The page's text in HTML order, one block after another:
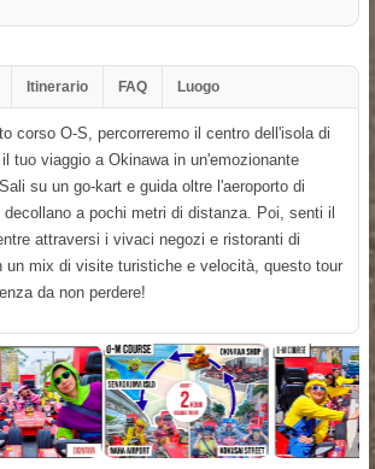
Itinerario FAQ Luogo
corso O-S, percorreremo il centro dell'isola di
tuo viaggio a Okinawa in un'emozionante
su un go-kart e guida oltre l'aeroporto di
decollano a pochi metri di distanza. Poi, senti il
attraversi i vivaci negozi e ristoranti di
un mix di visite turistiche e velocità, questo tour
da non perdere!